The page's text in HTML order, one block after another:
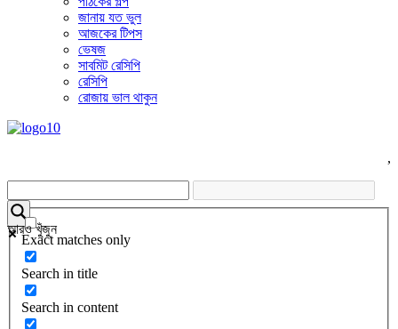
জানায় যত ভুল
আজকের টিপস
ভেষজ
সাবমিট রেসিপি
রেসিপি
রোজায় ভাল থাকুন
,
আরও খুঁজুন
Exact matches only
Search in title
Search in content